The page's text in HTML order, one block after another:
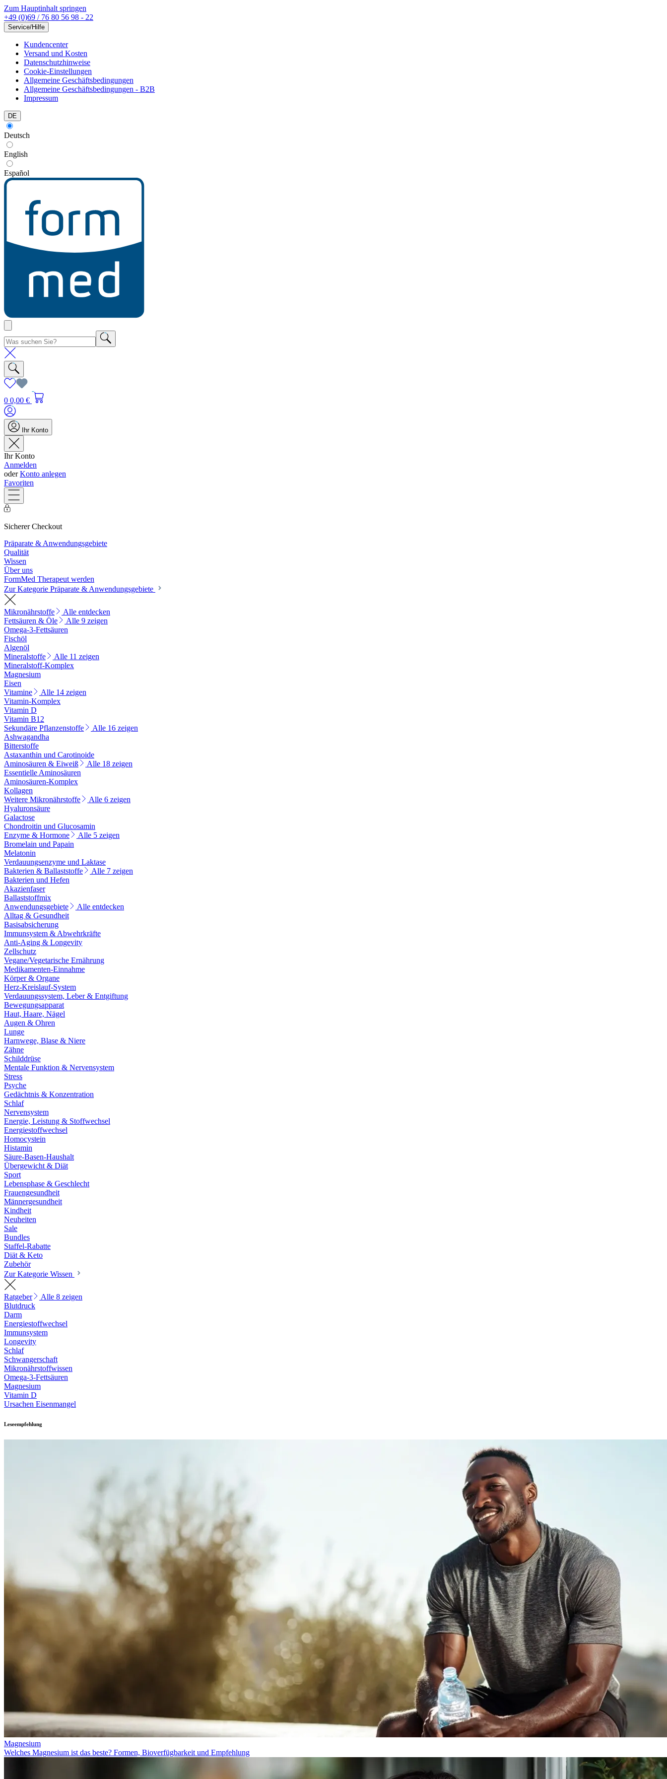
Zum Hauptinhalt springen
+49 (0)69 / 76 80 56 98 - 22
Service/Hilfe
Kundencenter
Versand und Kosten
Datenschutzhinweise
Cookie-Einstellungen
Allgemeine Geschäftsbedingungen
Allgemeine Geschäftsbedingungen - B2B
Impressum
DE
Deutsch
English
Español
0 0,00 €
Ihr Konto
Ihr Konto
Anmelden
oderKonto anlegen
Favoriten
Sicherer Checkout
Präparate & Anwendungsgebiete
Qualität
Wissen
Über uns
FormMed Therapeut werden
Zur Kategorie Präparate & Anwendungsgebiete
Mikronährstoffe
Alle entdecken
Fettsäuren & Öle
Alle 9 zeigen
Omega-3-Fettsäuren
Fischöl
Algenöl
Mineralstoffe
Alle 11 zeigen
Mineralstoff-Komplex
Magnesium
Eisen
Vitamine
Alle 14 zeigen
Vitamin-Komplex
Vitamin D
Vitamin B12
Sekundäre Pflanzenstoffe
Alle 16 zeigen
Ashwagandha
Bitterstoffe
Astaxanthin und Carotinoide
Aminosäuren & Eiweiß
Alle 18 zeigen
Essentielle Aminosäuren
Aminosäuren-Komplex
Kollagen
Weitere Mikronährstoffe
Alle 6 zeigen
Hyaluronsäure
Galactose
Chondroitin und Glucosamin
Enzyme & Hormone
Alle 5 zeigen
Bromelain und Papain
Melatonin
Verdauungsenzyme und Laktase
Bakterien & Ballaststoffe
Alle 7 zeigen
Bakterien und Hefen
Akazienfaser
Ballaststoffmix
Anwendungsgebiete
Alle entdecken
Alltag & Gesundheit
Basisabsicherung
Immunsystem & Abwehrkräfte
Anti-Aging & Longevity
Zellschutz
Vegane/Vegetarische Ernährung
Medikamenten-Einnahme
Körper & Organe
Herz-Kreislauf-System
Verdauungssystem, Leber & Entgiftung
Bewegungsapparat
Haut, Haare, Nägel
Augen & Ohren
Lunge
Harnwege, Blase & Niere
Zähne
Schilddrüse
Mentale Funktion & Nervensystem
Stress
Psyche
Gedächtnis & Konzentration
Schlaf
Nervensystem
Energie, Leistung & Stoffwechsel
Energiestoffwechsel
Homocystein
Histamin
Säure-Basen-Haushalt
Übergewicht & Diät
Sport
Lebensphase & Geschlecht
Frauengesundheit
Männergesundheit
Kindheit
Neuheiten
Sale
Bundles
Staffel-Rabatte
Diät & Keto
Zubehör
Zur Kategorie Wissen
Ratgeber
Alle 8 zeigen
Blutdruck
Darm
Energiestoffwechsel
Immunsystem
Longevity
Schlaf
Schwangerschaft
Mikronährstoffwissen
Omega-3-Fettsäuren
Magnesium
Vitamin D
Ursachen Eisenmangel
Leseempfehlung
Magnesium
Welches Magnesium ist das beste? Formen, Bioverfügbarkeit und Empfehlung